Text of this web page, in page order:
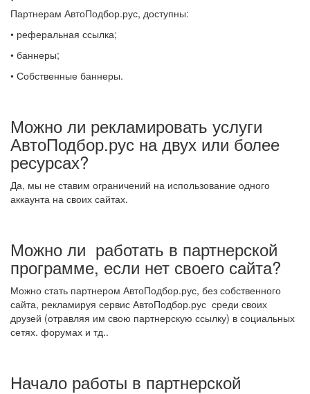
Партнерам АвтоПодбор.рус, доступны:
• реферальная ссылка;
• баннеры;
• Собственные баннеры.
Можно ли рекламировать услуги
АвтоПодбор.рус на двух или более
ресурсах?
Да, мы не ставим ограничений на использование одного
аккаунта на своих сайтах.
Можно ли работать в партнерской
программе, если нет своего сайта?
Можно стать партнером АвтоПодбор.рус, без собственного
сайта, рекламируя сервис АвтоПодбор.рус среди своих
друзей (отравляя им свою партнерскую ссылку) в социальных
сетях. форумах и тд..
Начало работы в партнерской